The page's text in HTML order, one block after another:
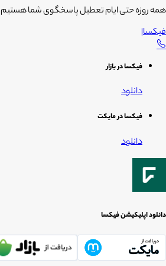
همه روزه حتی ایام تعطیل پاسخگوی شما هستیم
فیکسا|
فیکسا در بازار
دانلود
فیکسا در مایکت
دانلود
دانلود اپلیکیشن فیکسا